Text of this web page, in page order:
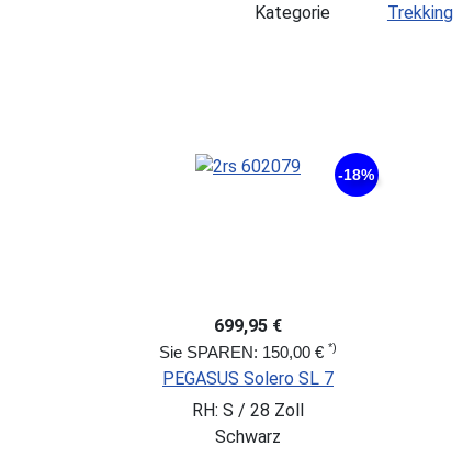
Kategorie
Trekking
-18%
699,95 €
Sie SPAREN: 150,00 € *)
PEGASUS Solero SL 7
RH: S / 28 Zoll
Schwarz